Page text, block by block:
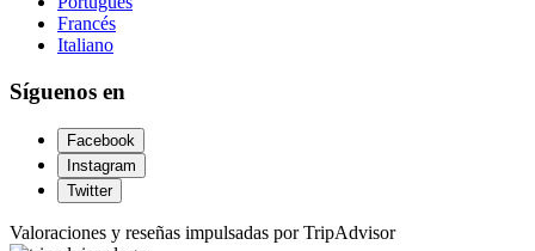
Francés
Italiano
Síguenos en
Facebook
Instagram
Twitter
Valoraciones y reseñas impulsadas por TripAdvisor